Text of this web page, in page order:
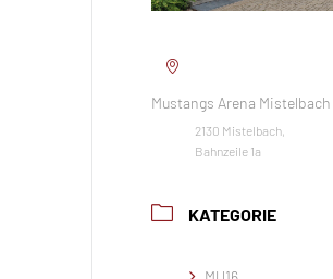
Mustangs Arena Mistelbach
2130 Mistelbach,
Bahnzeile 1a
KATEGORIE